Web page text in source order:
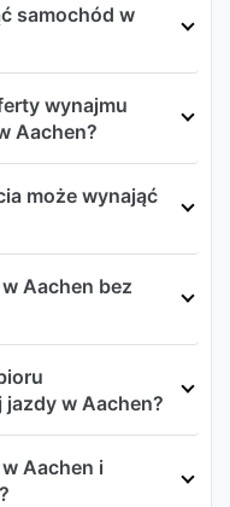
samochód w
wynajmu
Aachen?
może wynająć
Aachen bez
w Aachen?
Aachen i